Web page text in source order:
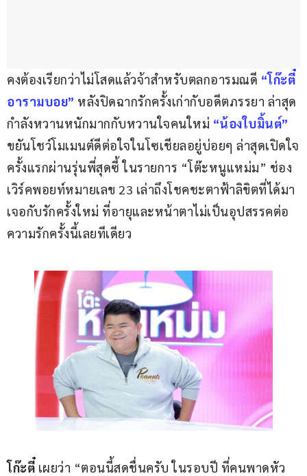
คงต้องเรียกว่าไม่โสดแล้วจ้าสำหรับตลกอารมณดี “โก๊ะตี๋
อารามบอย” หลังปิดฉากรักครั้งเก่ากับอดีตภรรยา ล่าสุด
กำลังหวานหนักมากกับหวานใจคนใหม่ “น้องใบมิ้นต์”
ขยันโชว์โมเมนต์ดีต่อใจในโซเชียลอยู่บ่อยๆ ล่าสุดเปิดใจ
ครั้งแรกผ่านรุ่นพี่สุดซี้ ในรายการ “โต๊ะหนูแหม่ม” ช่อง
เวิร์คพอยท์หมายเลข 23 เล่าถึงโชคชะตาฟ้าลิขิตที่ได้มา
เจอกับรักครั้งใหม่ ที่อายุและหน้าตาไม่เป็นอุปสรรคต่อ
ความรักครั้งนี้เลยทีเดียว
โก๊ะตี๋ เผยว่า “ตอนนี้สดชื่นครับ ในรอบปี ที่คนพาดหัว